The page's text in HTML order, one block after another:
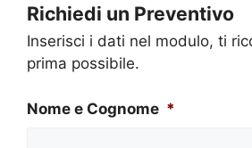
Richiedi un Preventivo
Inserisci i dati nel modulo, ti
prima possibile.
Nome e Cognome *